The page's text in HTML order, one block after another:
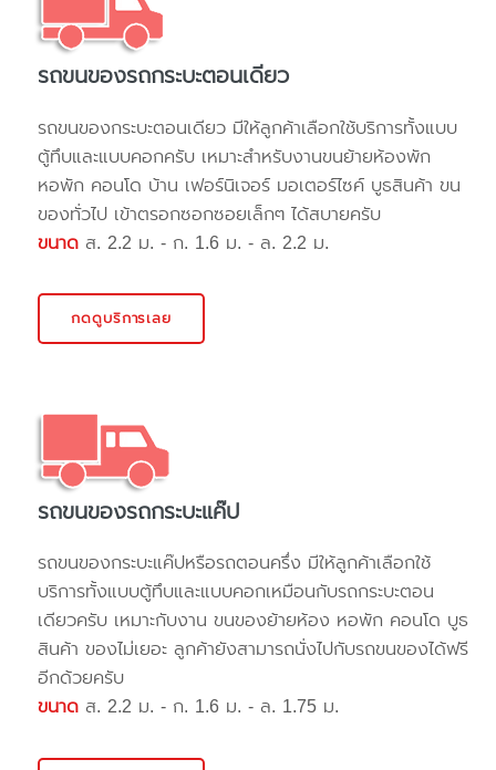
รถขนของรถกระบะตอนเดียว
รถขนของกระบะตอนเดียว มีให้ลูกค้าเลือกใช้บริการทั้งแบบ
ตู้ทึบและแบบคอกครับ เหมาะสำหรับงานขนย้ายห้องพัก
หอพัก คอนโด บ้าน เฟอร์นิเจอร์ มอเตอร์ไซค์ บูธสินค้า ขน
ของทั่วไป เข้าตรอกซอกซอยเล็กๆ ได้สบายครับ
ขนาด ส. 2.2 ม. - ก. 1.6 ม. - ล. 2.2 ม.
กดดูบริการเลย
รถขนของรถกระบะแค๊ป
รถขนของกระบะแค๊ปหรือรถตอนครึ่ง มีให้ลูกค้าเลือกใช้
บริการทั้งแบบตู้ทึบและแบบคอกเหมือนกับรถกระบะตอน
เดียวครับ เหมาะกับงาน ขนของย้ายห้อง หอพัก คอนโด บูธ
สินค้า ของไม่เยอะ ลูกค้ายังสามารถนั่งไปกับรถขนของได้ฟรี
อีกด้วยครับ
ขนาด ส. 2.2 ม. - ก. 1.6 ม. - ล. 1.75 ม.